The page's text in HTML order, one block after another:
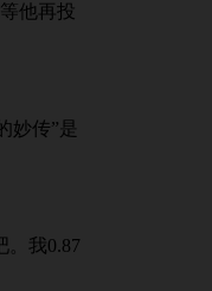
他再投
妙传”是
。我0.87